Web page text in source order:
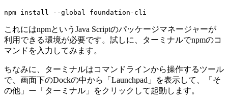
npm install --global foundation-cli
これにはnpmというJava Scriptのパッケージマネージャーが
利用できる環境が必要です。試しに、ターミナルでnpmのコ
マンドを入力してみます。
ちなみに、ターミナルはコマンドラインから操作するツール
で、画面下のDockの中から「Launchpad」を表示して、「そ
の他」ー「ターミナル」をクリックして起動します。